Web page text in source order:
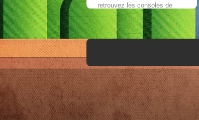
retrouvez les consoles de
salons incontournables : de la
NES à la Xbox 360...